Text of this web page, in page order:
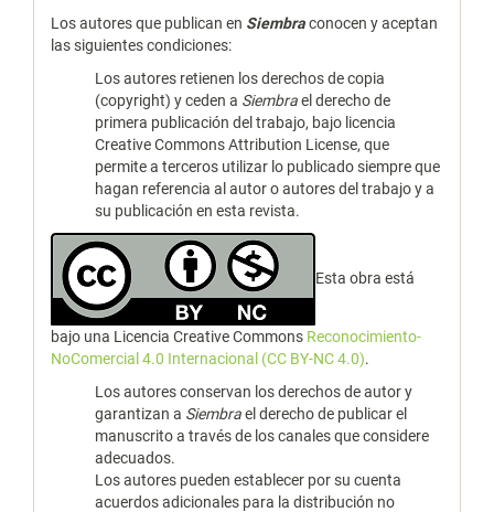
Los autores que publican en Siembraconocen y aceptan
las siguientes condiciones:
Los autores retienen los derechos de copia
(copyright) y ceden a Siembrael derecho de
primera publicación del trabajo, bajo licencia
Creative Commons Attribution License, que
permite a terceros utilizar lo publicado siempre que
hagan referencia al autor o autores del trabajo y a
su publicación en esta revista.
Esta obra está
bajo una Licencia Creative Commons Reconocimiento-
NoComercial 4.0 Internacional (CC BY-NC 4.0).
Los autores conservan los derechos de autor y
garantizan a Siembrael derecho de publicar el
manuscrito a través de los canales que considere
adecuados.
Los autores pueden establecer por su cuenta
acuerdos adicionales para la distribución no